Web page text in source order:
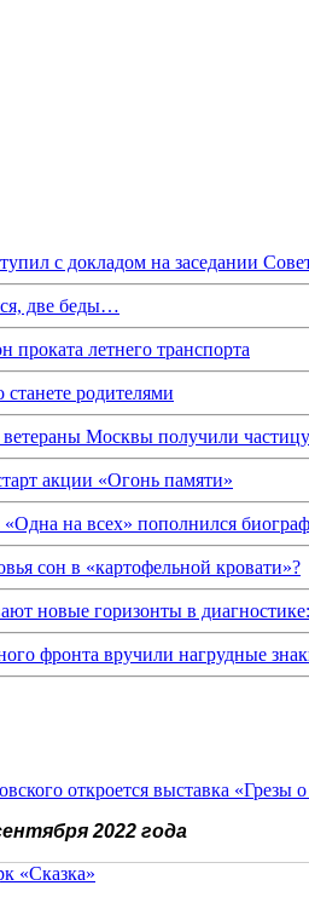
с докладом на заседании
две беды…
летнего транспорта
родителями
Москвы получили
акции «Огонь памяти»
на всех» пополнился
сон в «картофельной кровати»?
новые горизонты в
фронта вручили нагрудные
откроется выставка «Грезы
2022 года
«Сказка»